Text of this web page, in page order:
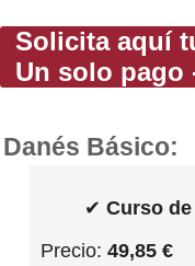
Solicita aquí
Un solo pago
Danés Básico:
✔ Curso
Precio: 49,85 €